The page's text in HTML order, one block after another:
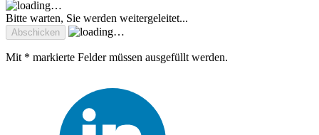
Bitte warten, Sie werden weitergeleitet...
Mit * markierte Felder müssen ausgefüllt werden.